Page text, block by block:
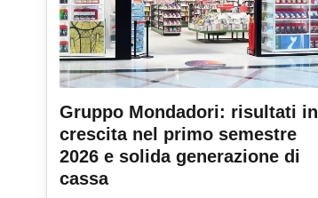
Gruppo Mondadori: risultati in
crescita nel primo semestre
2026 e solida generazione di
cassa